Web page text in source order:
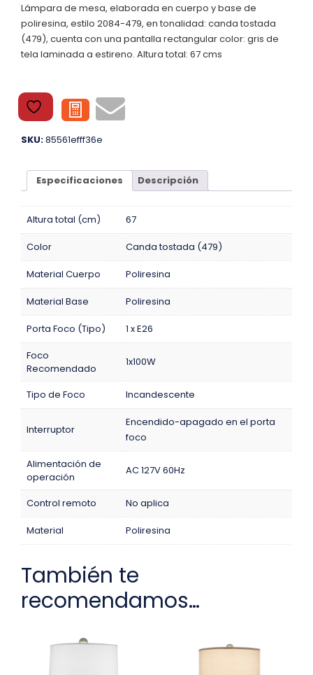
Lámpara de mesa, elaborada en cuerpo y base de
poliresina, estilo 2084-479, en tonalidad: canda tostada
(479), cuenta con una pantalla rectangular color: gris de
tela laminada a estireno. Altura total: 67 cms
SKU:85561efff36e
Especificaciones Descripción
Altura total (cm) 67
Color Canda tostada (479)
Material Cuerpo Poliresina
Material Base Poliresina
Porta Foco (Tipo)
1 x E26
Foco
Recomendado
1x100W
Tipo de Foco Incandescente
Interruptor
Encendido-apagado en el porta
foco
Alimentación de
operación
AC 127V 60Hz
Control remoto No aplica
Material Poliresina
También te
recomendamos…